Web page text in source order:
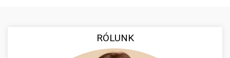
RÓLUNK